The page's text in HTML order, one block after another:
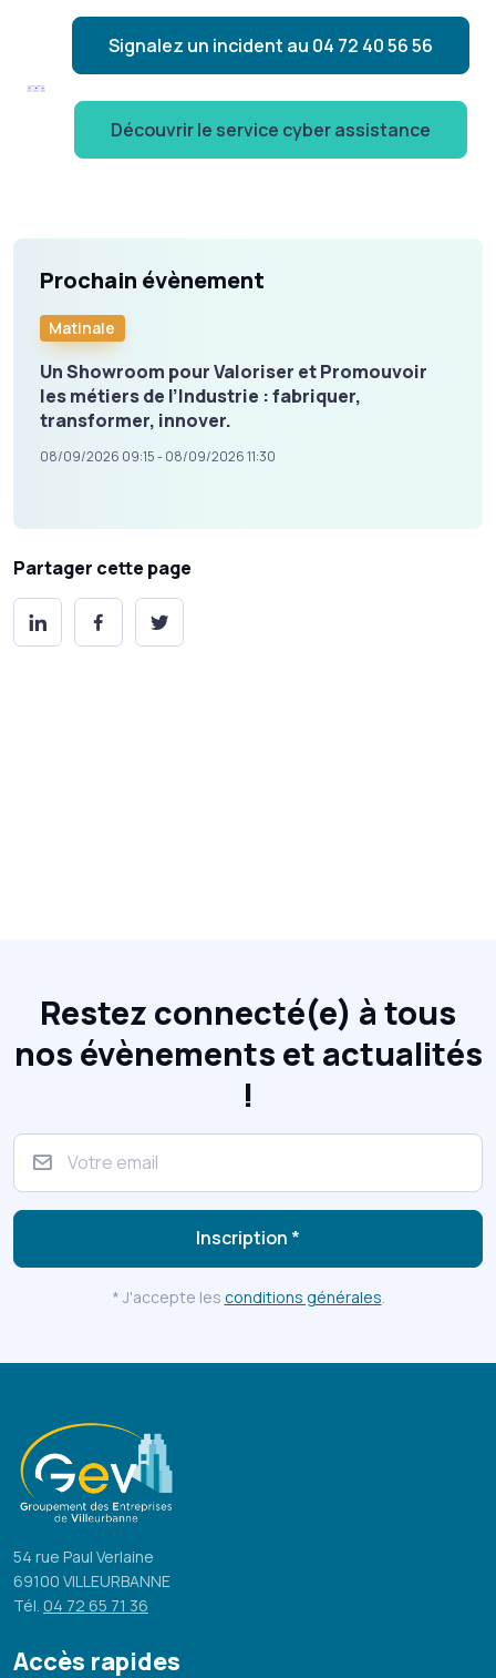
Signalez un incident au 04 72 40 56 56
Découvrir le service cyber assistance
Prochain évènement
Matinale
Un Showroom pour Valoriser et Promouvoir
les métiers de l’Industrie : fabriquer,
transformer, innover.
08/09/2026 09:15 - 08/09/2026 11:30
Partager cette page
Restez connecté(e) à tous
nos évènements et actualités
!
Inscription *
* J'accepte les conditions générales.
54 rue Paul Verlaine
69100 VILLEURBANNE
Tél. 04 72 65 71 36
Accès rapides